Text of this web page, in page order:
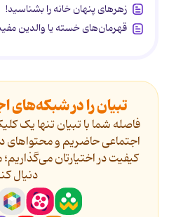
زهرهای پنهان خانه را بشناسید!
قهرمان‌های خسته یا والدین
تبیان را در شبکه‌های
فاصله شما با تبیان تنها یک
اجتماعی حاضریم و محتواهای
کیفیت در اختیارتان
دنیال